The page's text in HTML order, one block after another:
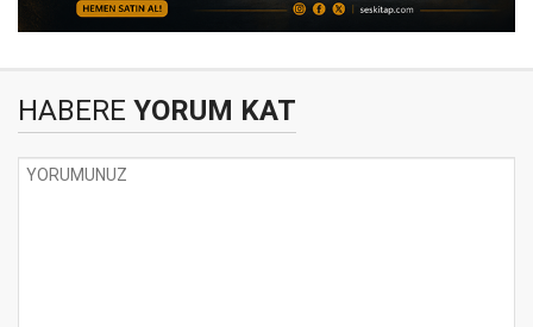
HABERE YORUM KAT